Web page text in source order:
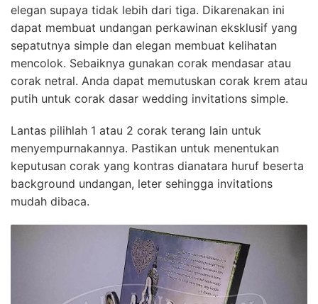
elegan supaya tidak lebih dari tiga. Dikarenakan ini
dapat membuat undangan perkawinan eksklusif yang
sepatutnya simple dan elegan membuat kelihatan
mencolok. Sebaiknya gunakan corak mendasar atau
corak netral. Anda dapat memutuskan corak krem atau
putih untuk corak dasar wedding invitations simple.
Lantas pilihlah 1 atau 2 corak terang lain untuk
menyempurnakannya. Pastikan untuk menentukan
keputusan corak yang kontras dianatara huruf beserta
background undangan, leter sehingga invitations
mudah dibaca.